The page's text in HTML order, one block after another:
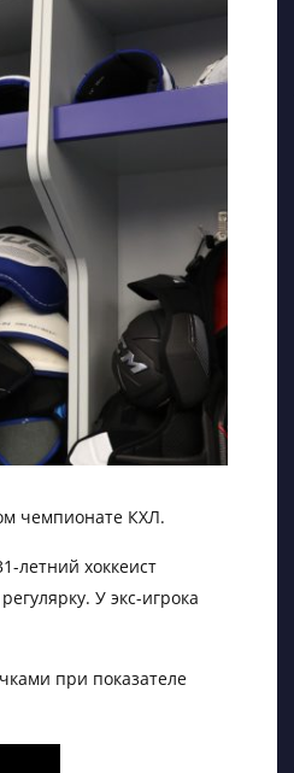
чемпионате КХЛ.
летний хоккеист
У экс-игрока
при показателе